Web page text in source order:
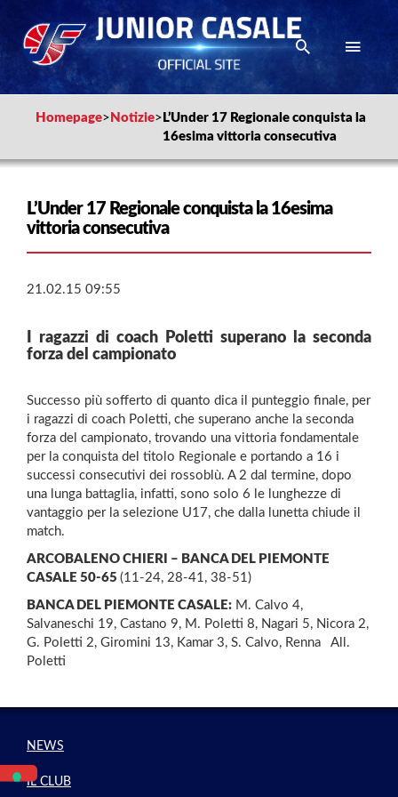
Homepage> Notizie> L’Under 17 Regionale conquista la
16esima vittoria consecutiva
L’Under 17 Regionale conquista la 16esima
vittoria consecutiva
21.02.15 09:55
I ragazzi di coach Poletti superano la seconda
forza del campionato
Successo più sofferto di quanto dica il punteggio finale, per
i ragazzi di coach Poletti, che superano anche la seconda
forza del campionato, trovando una vittoria fondamentale
per la conquista del titolo Regionale e portando a 16 i
successi consecutivi dei rossoblù. A 2 dal termine, dopo
una lunga battaglia, infatti, sono solo 6 le lunghezze di
vantaggio per la selezione U17, che dalla lunetta chiude il
match.
ARCOBALENO CHIERI – BANCA DEL PIEMONTE
CASALE 50-65 (11-24, 28-41, 38-51)
BANCA DEL PIEMONTE CASALE: M. Calvo 4,
Salvaneschi 19, Castano 9, M. Poletti 8, Nagari 5, Nicora 2,
G. Poletti 2, Giromini 13, Kamar 3, S. Calvo, Renna All.
Poletti
NEWS
IL CLUB